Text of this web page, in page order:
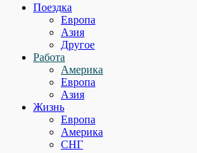
Поездка
Европа
Азия
Другое
Работа
Америка
Европа
Азия
Жизнь
Европа
Америка
СНГ